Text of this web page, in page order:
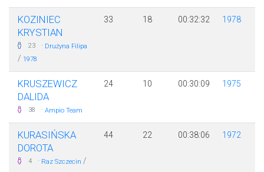
KOZINIEC
KRYSTIAN
23 · Drużyna Filipa
/ 1978
33 18 00:32:32 1978
KRUSZEWICZ
DALIDA
38 · Ampio Team
24 10 00:30:09 1975
KURASIŃSKA
DOROTA
4 · Raz Szczecin /
44 22 00:38:06 1972